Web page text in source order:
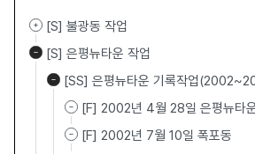
[S] 불광동 작업
[S] 은평뉴타운 작업
[SS] 은평뉴타운 기록작업
[F] 2002년 4월 28일 은평뉴타
[F] 2002년 7월 10일 폭포동